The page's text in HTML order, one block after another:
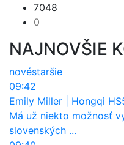
7048
0
NAJNOVŠIE
novéstaršie
09:42
Emily Miller
Hongqi HS5:
Má už niekto možnosť
slovenských ...